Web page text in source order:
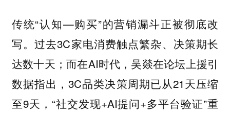
传统“认知—购买”的营销漏斗正被彻底改
写。过去3C家电消费触点繁杂、决策期长
达数十天；而在AI时代，吴燚在论坛上援引
数据指出，3C品类决策周期已从21天压缩
至9天，“社交发现+AI提问+多平台验证”重